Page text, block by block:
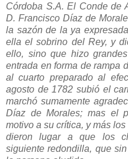
Córdoba S.A. El Conde de
D. Francisco Díaz de
la sazón de la ya
ella el sobrino del Rey, y
ello, sino que hizo
entrada en forma de rampa
al cuarto preparado al
agosto de 1782 subió el
marchó sumamente
Díaz de Morales; mas el
motivo a su crítica, y más
dieron lugar a que los
siguiente redondilla, que